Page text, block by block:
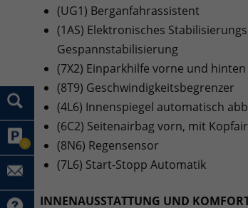
0
(UG1) Berganfahrassistent
(1AS) Elektronisches
Gespannstabilisierung
(7X2) Einparkhilfe vorne und hinten
(8T9) Geschwindigkeitsbegrenzer
(4L6) Innenspiegel automatisch
(6C2) Seitenairbag vorn, mit
(8N6) Regensensor
(7L6) Start-Stopp Automatik
INNENAUSSTATTUNG UND